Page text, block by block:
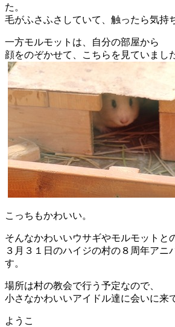
た。
毛がふさふさしていて、触ったら気持
一方モルモットは、自分の部屋から
顔をのぞかせて、こちらを見ていまし
こっちもかわいい。
そんなかわいいウサギやモルモットと
３月３１日のハイジの村の８周年アニ
す。
場所は村の教会で行う予定なので、
小さなかわいいアイドル達に会いに来
ようこ